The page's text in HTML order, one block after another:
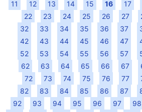
11
12 13 14 15 16
17
22
23 24 25 26 27
32
33 34 35 36 37
42
43 44 45 46 47
52
53 54 55 56 57
62
63 64 65 66 67
72
73 74 75 76 77
82
83 84 85 86 87
92
93 94 95 96 97
98